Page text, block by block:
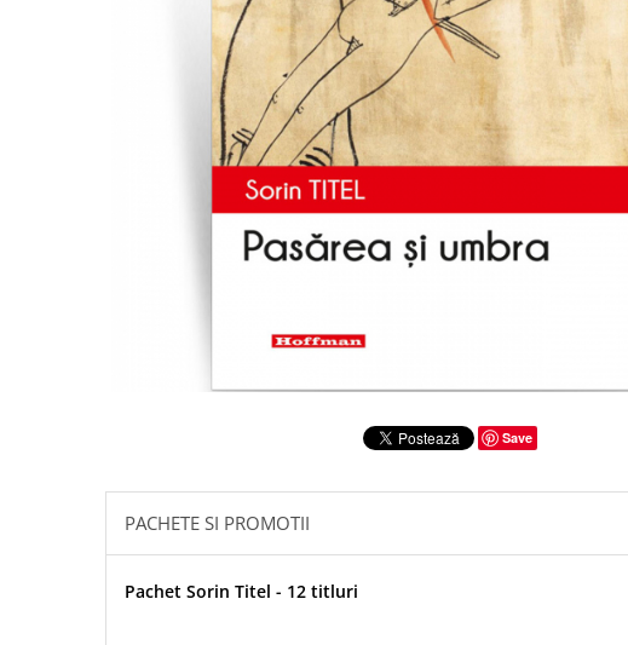
Publicistica / Reportaje / Interviuri
Save
PACHETE SI PROMOTII
Pachet Sorin Titel - 12 titluri